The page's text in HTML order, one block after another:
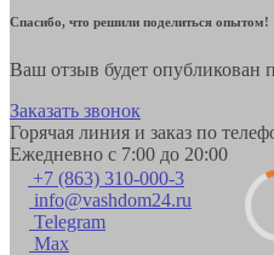
Спасибо, что решили поделиться опытом!
Ваш отзыв будет опубликован
Заказать звонок
Горячая линия и заказ по
Ежедневно с 7:00 до 20:00
+7 (863) 310-000-3
info@vashdom24.ru
Telegram
Max